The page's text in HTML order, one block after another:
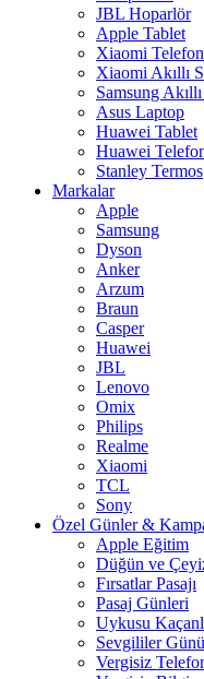
JBL Hoparlör
Apple Tablet
Xiaomi Telefon
Xiaomi Akıllı
Samsung
Asus Laptop
Huawei Tablet
Huawei
Stanley Termos
Markalar
Apple
Samsung
Dyson
Anker
Arzum
Braun
Casper
Huawei
JBL
Lenovo
Omix
Philips
Realme
Xiaomi
TCL
Sony
Özel Günler &
Apple Eğitim
Düğün ve
Fırsatlar Pasajı
Pasaj Günleri
Uykusu
Sevgililer
Vergisiz